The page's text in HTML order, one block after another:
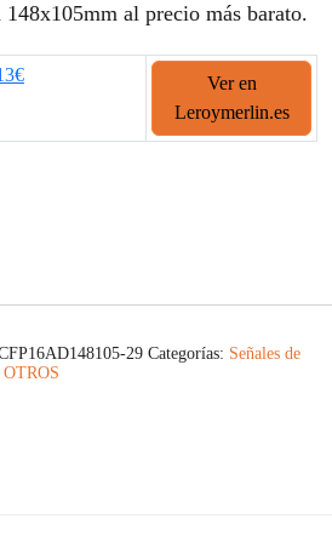
al precio más barato.
Ver en
Leroymerlin.es
29 Categorías: Señales de
OTROS